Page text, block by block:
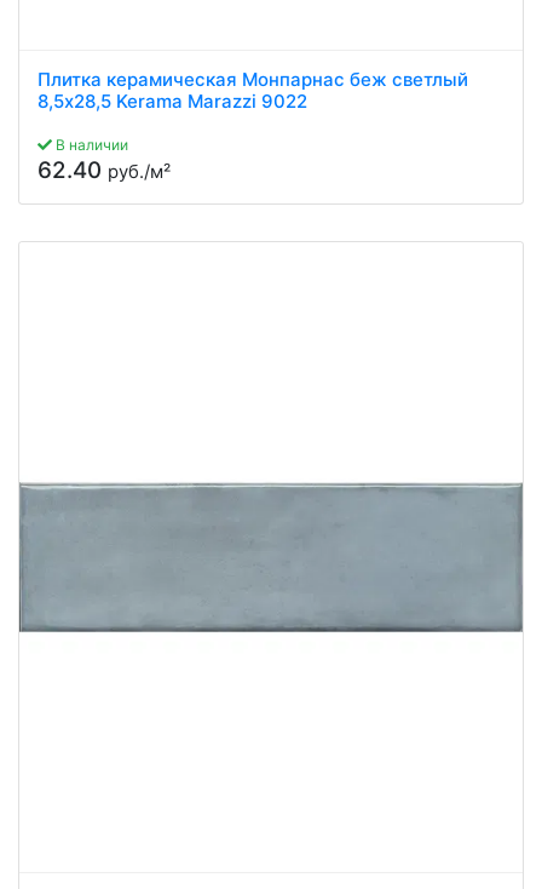
Плитка керамическая Монпарнас беж светлый
8,5x28,5 Kerama Marazzi 9022
В наличии
62.40 руб./м²